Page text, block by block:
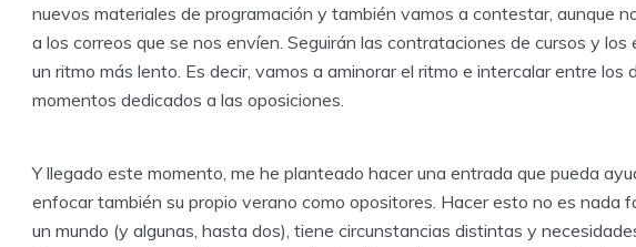
nuevos materiales de programación y también vamos a contestar, aunque
a los correos que se nos envíen. Seguirán las contrataciones de cursos y los
un ritmo más lento. Es decir, vamos a aminorar el ritmo e intercalar entre los
momentos dedicados a las oposiciones.
Y llegado este momento, me he planteado hacer una entrada que pueda
enfocar también su propio verano como opositores. Hacer esto no es nada
un mundo (y algunas, hasta dos), tiene circunstancias distintas y